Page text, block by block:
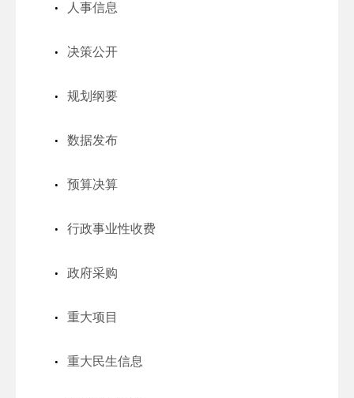
人事信息
决策公开
规划纲要
数据发布
预算决算
行政事业性收费
政府采购
重大项目
重大民生信息